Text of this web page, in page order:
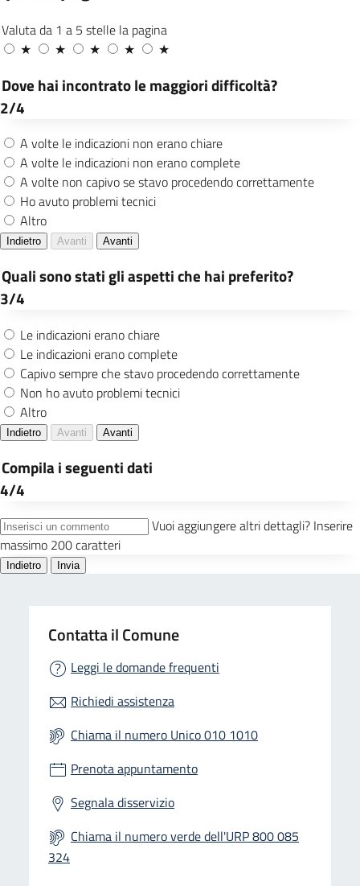
Contatta il Comune
Leggi le domande frequenti
Richiedi assistenza
Chiama il numero Unico 010 1010
Prenota appuntamento
Segnala disservizio
Chiama il numero verde dell'URP 800 085
324